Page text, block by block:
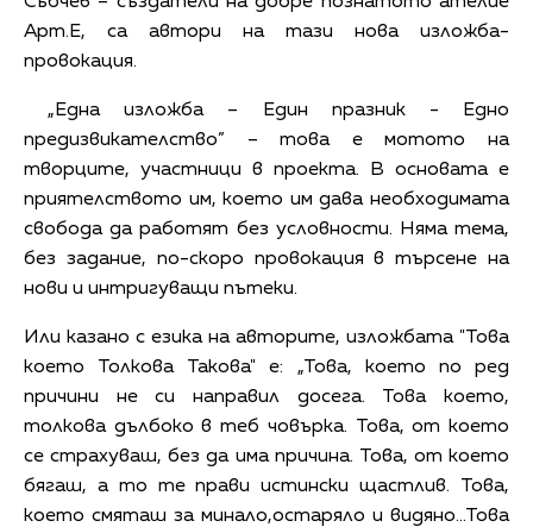
Арт.Е, са автори на тази нова изложба-
провокация.
„Една изложба – Един празник - Едно
предизвикателство” – това е мотото на
творците, участници в проекта. В основата е
приятелството им, което им дава необходимата
свобода да работят без условности. Няма тема,
без задание, по-скоро провокация в търсене на
нови и интригуващи пътеки.
Или казано с езика на авторите, изложбата "Това
което Толкова Такова" е: „Това, което по ред
причини не си направил досега. Това което,
толкова дълбоко в теб човърка. Това, от което
се страхуваш, без да има причина. Това, от което
бягаш, а то те прави истински щастлив. Това,
което смяташ за минало,остаряло и видяно...Това